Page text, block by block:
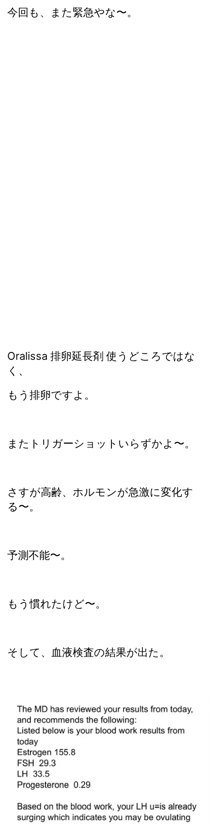
今回も、また緊急やな〜。
Oralissa 排卵延長剤 使うどころではな
く、
もう排卵ですよ。
またトリガーショットいらずかよ〜。
さすが高齢、ホルモンが急激に変化す
る〜。
予測不能〜。
もう慣れたけど〜。
そして、血液検査の結果が出た。